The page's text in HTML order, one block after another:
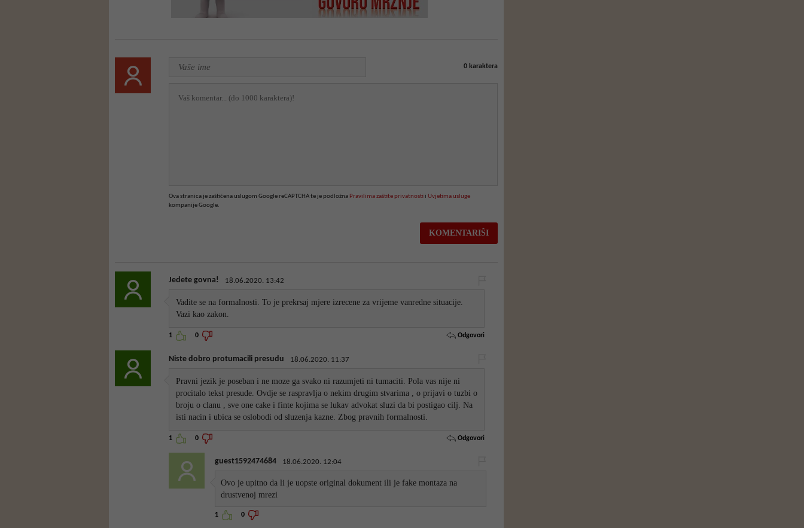
0karaktera
Ova stranica je zaštićena uslugom Google reCAPTCHA te je podložna Pravilima zaštite privatnostii Uvjetima usluge
kompanije Google.
Jedete govna! 18.06.2020. 13:42
Vadite se na formalnosti. To je prekrsaj mjere izrecene za vrijeme vanredne situacije.
Vazi kao zakon.
1 0 Odgovori
Niste dobro protumacili presudu 18.06.2020. 11:37
Pravni jezik je poseban i ne moze ga svako ni razumjeti ni tumaciti. Pola vas nije ni
procitalo tekst presude. Ovdje se raspravlja o nekim drugim stvarima , o prijavi o tuzbi o
broju o clanu , sve one cake i finte kojima se lukav advokat sluzi da bi postigao cilj. Na
isti nacin i ubica se oslobodi od sluzenja kazne. Zbog pravnih formalnosti.
1 0 Odgovori
guest1592474684 18.06.2020. 12:04
Ovo je upitno da li je uopste original dokument ili je fake montaza na
drustvenoj mrezi
1 0